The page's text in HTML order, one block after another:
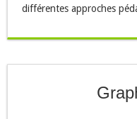
différentes approches